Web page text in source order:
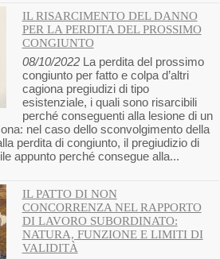
IL RISARCIMENTO DEL DANNO
PER LA PERDITA DEL PROSSIMO
CONGIUNTO
08/10/2022La perdita del prossimo
congiunto per fatto e colpa d’altri
cagiona pregiudizi di tipo
esistenziale, i quali sono risarcibili
perché conseguenti alla lesione di un
nel caso dello sconvolgimento della
perdita di congiunto, il pregiudizio di
appunto perché consegue alla...
IL PATTO DI NON
CONCORRENZA NEL RAPPORTO
DI LAVORO SUBORDINATO:
NATURA, FUNZIONE E LIMITI DI
VALIDITÀ